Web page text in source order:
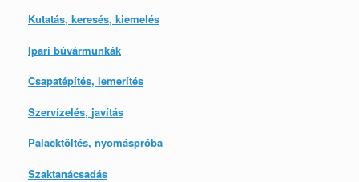
Kutatás, keresés, kiemelés
Ipari búvármunkák
Csapatépítés, lemerítés
Szervízelés, javítás
Palacktöltés, nyomáspróba
Szaktanácsadás